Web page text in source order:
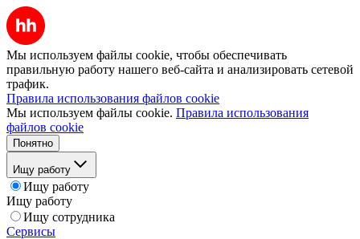
Мы используем файлы cookie, чтобы обеспечивать
правильную работу нашего веб-сайта и анализировать сетевой
трафик.
Правила использования файлов cookie
Мы используем файлы cookie. Правила использования
файлов cookie
Понятно
Ищу работу
Ищу работу
Ищу работу
Ищу сотрудника
Сервисы